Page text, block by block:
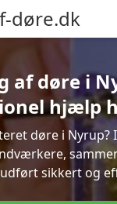
døre.dk
af døre i
hjælp
døre i Nyrup?
sikkert og